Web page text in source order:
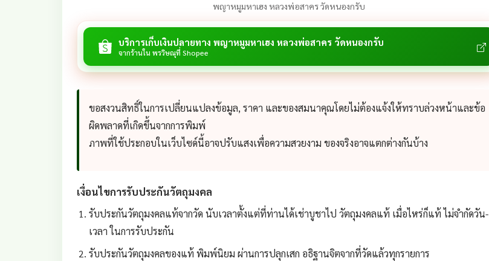
พญาหมูมหาเฮง หลวงพ่อสาคร วัดหนองกรับ
บริการเก็บเงินปลายทาง พญาหมูมหาเฮง หลวงพ่อสาคร วัดหนองกรับ
จากร้านใน พรวิษณุที่ Shopee
ขอสงวนสิทธิ์ในการเปลี่ยนแปลงข้อมูล, ราคา และของสมนาคุณโดยไม่ต้องแจ้งให้ทราบล่วงหน้าและข้อ
ผิดพลาดที่เกิดขึ้นจากการพิมพ์
ภาพที่ใช้ประกอบในเว็บไซด์นี้อาจปรับแสงเพื่อความสวยงาม ของจริงอาจแตกต่างกันบ้าง
เงื่อนไขการรับประกันวัตถุมงคล
รับประกันวัตถุมงคลแท้จากวัด นับเวลาตั้งแต่ที่ท่านได้เช่าบูชาไป วัตถุมงคลแท้ เมื่อไหร่ก็แท้ ไม่จำกัดวัน-
เวลา ในการรับประกัน
รับประกันวัตถุมงคลของแท้ พิมพ์นิยม ผ่านการปลุกเสก อธิฐานจิตจากที่วัดแล้วทุกรายการ